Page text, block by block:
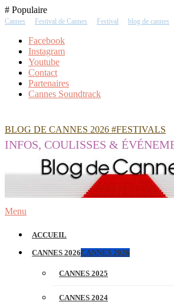
Skip
To
# Populaire
Cannes Festival de Cannes Festival blog de cannes
Facebook
Instagram
Youtube
Contact
Partenaires
Cannes Soundtrack
BLOG DE CANNES 2026 #FESTIVALS
INFOS, COULISSES &
Menu
ACCUEIL
CANNES 2026CANNES 2026
CANNES 2025
CANNES 2024